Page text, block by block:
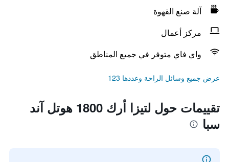
آلة صنع القهوة
مركز أعمال
واي فاي متوفر في جميع المناطق
عرض جميع وسائل الراحة وعددها 123
تقييمات حول لتيزا أرك 1800 هوتل آند
سبا